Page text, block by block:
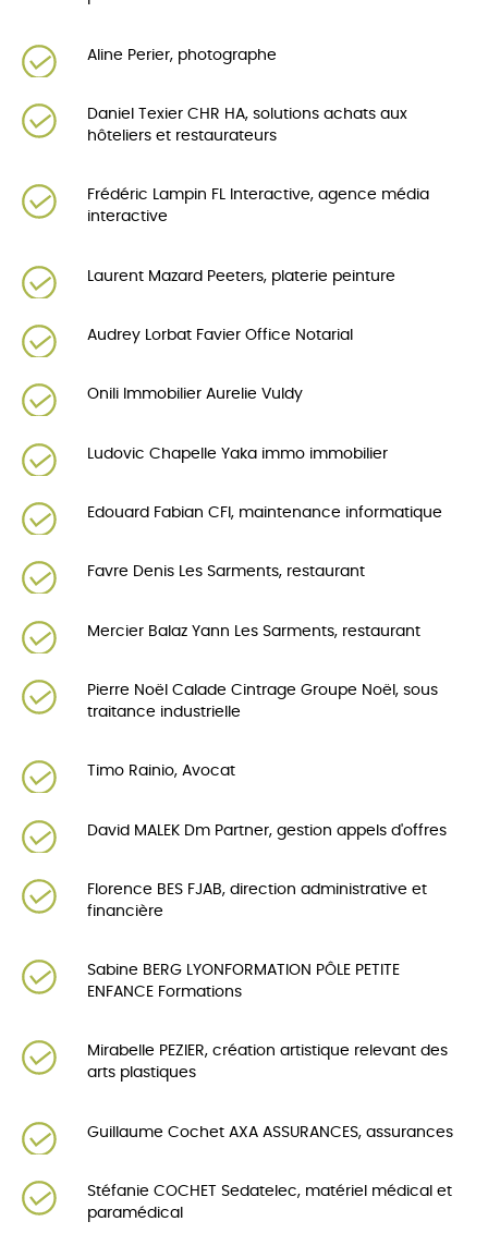
Aline Perier, photographe
Daniel Texier CHR HA, solutions achats aux
hôteliers et restaurateurs
Frédéric Lampin FL Interactive, agence média
interactive
Laurent Mazard Peeters, platerie peinture
Audrey Lorbat Favier Office Notarial
Onili Immobilier Aurelie Vuldy
Ludovic Chapelle Yaka immo immobilier
Edouard Fabian CFI, maintenance informatique
Favre Denis Les Sarments, restaurant
Mercier Balaz Yann Les Sarments, restaurant
Pierre Noël Calade Cintrage Groupe Noël, sous
traitance industrielle
Timo Rainio, Avocat
David MALEK Dm Partner, gestion appels d'offres
Florence BES FJAB, direction administrative et
financière
Sabine BERG LYONFORMATION PÔLE PETITE
ENFANCE Formations
Mirabelle PEZIER, création artistique relevant des
arts plastiques
Guillaume Cochet AXA ASSURANCES, assurances
Stéfanie COCHET Sedatelec, matériel médical et
paramédical